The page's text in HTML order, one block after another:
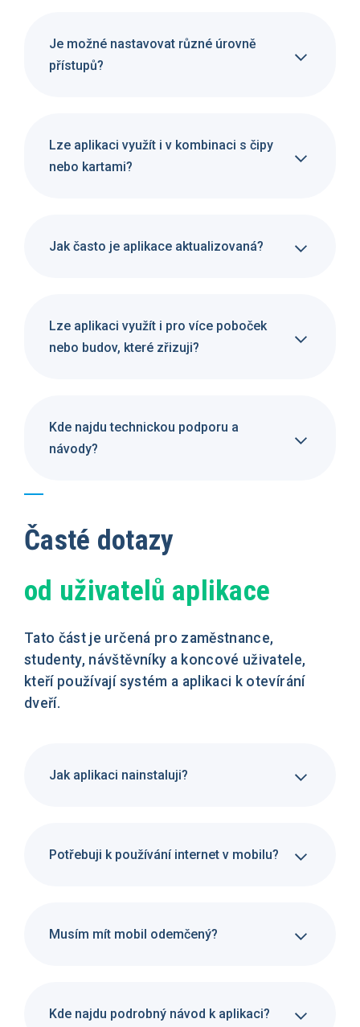
Je možné nastavovat různé úrovně
přístupů?
Lze aplikaci využít i v kombinaci s čipy
nebo kartami?
Jak často je aplikace aktualizovaná?
Lze aplikaci využít i pro více poboček
nebo budov, které zřizuji?
Kde najdu technickou podporu a
návody?
Časté dotazy
od uživatelů aplikace
Tato část je určená pro zaměstnance,
studenty, návštěvníky a koncové uživatele,
kteří používají systém a aplikaci k otevírání
dveří.
Jak aplikaci nainstaluji?
Potřebuji k používání internet v mobilu?
Musím mít mobil odemčený?
Kde najdu podrobný návod k aplikaci?